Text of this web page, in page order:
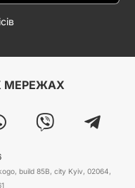
МЕРЕЖАХ
build 85B, city Kyiv, 02064,